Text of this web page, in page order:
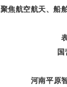
聚焦航空航天、船
国
河南平原